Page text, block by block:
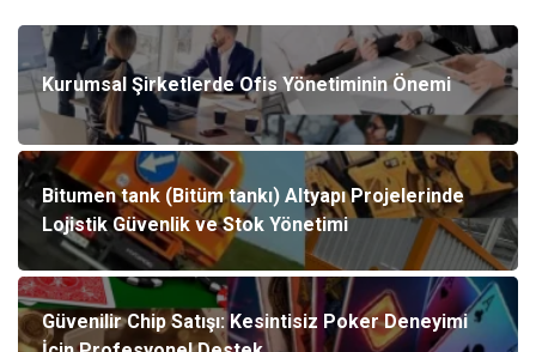
Kurumsal Şirketlerde Ofis Yönetiminin Önemi
Bitumen tank (Bitüm tankı) Altyapı Projelerinde
Lojistik Güvenlik ve Stok Yönetimi
Güvenilir Chip Satışı: Kesintisiz Poker Deneyimi